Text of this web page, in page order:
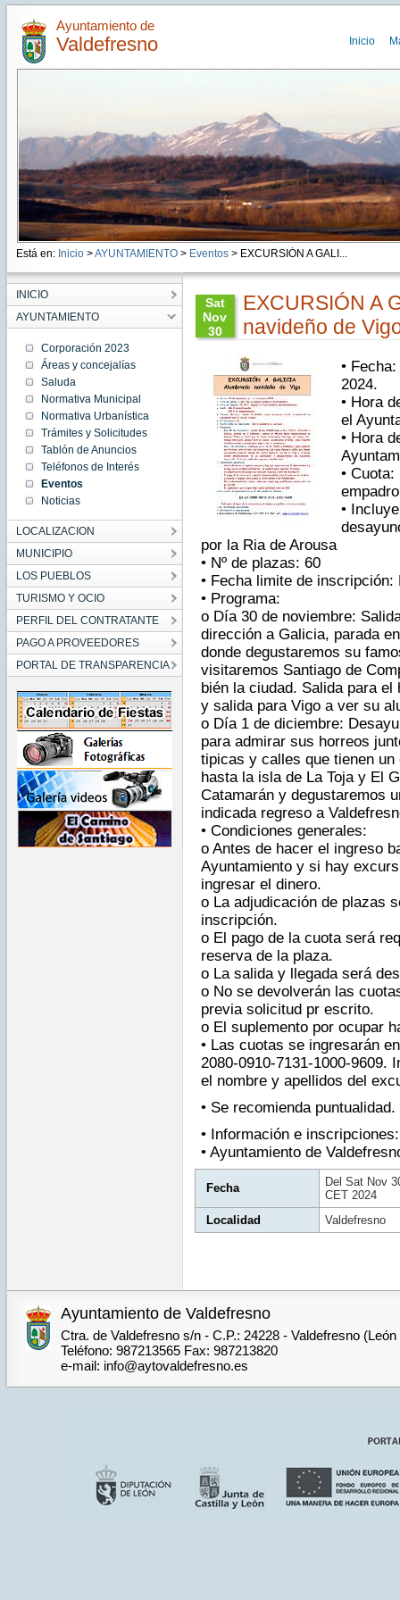
Ayuntamiento de
Valdefresno Inicio
Está en: Inicio >AYUNTAMIENTO> Eventos> EXCURSIÓN A GALI...
INICIO
AYUNTAMIENTO
Corporación 2023
Áreas y concejalías
Saluda
Normativa Municipal
Normativa Urbanística
Trámites y Solicitudes
Tablón de Anuncios
Teléfonos de Interés
Eventos
Noticias
LOCALIZACION
MUNICIPIO
LOS PUEBLOS
TURISMO Y OCIO
PERFIL DEL CONTRATANTE
PAGO A PROVEEDORES
PORTAL DE TRANSPARENCIA
Sat
Nov
30
2024
Sat Nov
30
07:30:00
CET
2024
Sat Nov
07:30:00
CET
2024
EXCURSIÓN A
navideño de
•
2024.
• Hora
el
• Hora
•
•
por la Ria de Arousa
• Nº de plazas: 60
• Fecha limite de
• Programa:
o Día 30 de noviembre:
dirección a Galicia, parada
donde degustaremos su
visitaremos Santiago de
bién la ciudad. Salida para
y salida para Vigo a ver su
o Día 1 de diciembre:
para admirar sus horreos
tipicas y calles que tienen
hasta la isla de La Toja y El
Catamarán y degustaremos
indicada regreso a
• Condiciones generales:
o Antes de hacer el ingreso
Ayuntamiento y si hay
ingresar el dinero.
o La adjudicación de plazas
inscripción.
o El pago de la cuota será
reserva de la plaza.
o La salida y llegada será
o No se devolverán las
previa solicitud pr escrito.
o El suplemento por ocupar
• Las cuotas se ingresarán
2080-0910-7131-1000-9609.
el nombre y apellidos del
• Se recomienda puntualidad.
• Información e inscripciones:
• Ayuntamiento de
Fecha
Del Sat Nov
CET 2024
Localidad
Valdefresno
Ayuntamiento de Valdefresno
Ctra. de Valdefresno s/n - C.P.: 24228 - Valdefresno
Teléfono: 987213565 Fax: 987213820
e-mail: info@aytovaldefresno.es